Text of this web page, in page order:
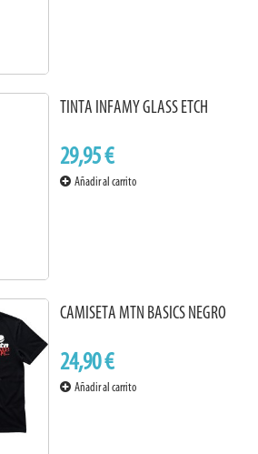
TINTA INFAMY GLASS ETCH
29,95 €
Añadir al carrito
CAMISETA MTN BASICS NEGRO
24,90 €
Añadir al carrito